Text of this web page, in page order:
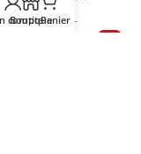
COMPOSANT
HOT
compte
BoutiquePanier